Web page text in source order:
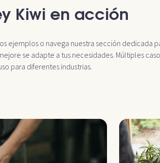
Kiwi en acción
ejemplos o navega nuestra sección dedicada
se adapte a tus necesidades. Múltiples
para diferentes industrias.